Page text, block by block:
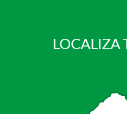
LOCALIZA